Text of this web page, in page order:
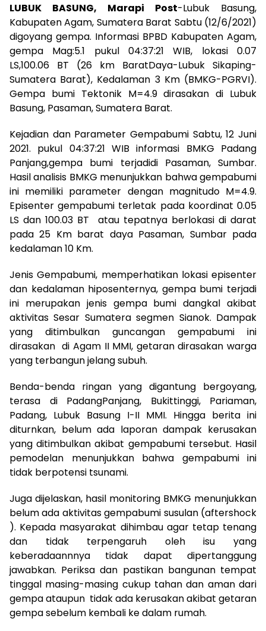
LUBUK BASUNG, Marapi Post-Lubuk Basung,
Kabupaten Agam, Sumatera Barat Sabtu (12/6/2021)
digoyang gempa. Informasi BPBD Kabupaten Agam,
gempa Mag:5.1 pukul 04:37:21 WIB, lokasi 0.07
LS,100.06 BT (26 km BaratDaya-Lubuk Sikaping-
Sumatera Barat), Kedalaman 3 Km (BMKG-PGRVI).
Gempa bumi Tektonik M=4.9 dirasakan di Lubuk
Basung, Pasaman, Sumatera Barat.
Kejadian dan Parameter Gempabumi Sabtu, 12 Juni
2021. pukul 04:37:21 WIB informasi BMKG Padang
Panjang,gempa bumi terjadidi Pasaman, Sumbar.
Hasil analisis BMKG menunjukkan bahwa gempabumi
ini memiliki parameter dengan magnitudo M=4.9.
Episenter gempabumi terletak pada koordinat 0.05
LS dan 100.03 BT atau tepatnya berlokasi di darat
pada 25 Km barat daya Pasaman, Sumbar pada
kedalaman 10 Km.
Jenis Gempabumi, memperhatikan lokasi episenter
dan kedalaman hiposenternya, gempa bumi terjadi
ini merupakan jenis gempa bumi dangkal akibat
aktivitas Sesar Sumatera segmen Sianok. Dampak
yang ditimbulkan guncangan gempabumi ini
dirasakan di Agam II MMI, getaran dirasakan warga
yang terbangun jelang subuh.
Benda-benda ringan yang digantung bergoyang,
terasa di PadangPanjang, Bukittinggi, Pariaman,
Padang, Lubuk Basung I-II MMI. Hingga berita ini
diturnkan, belum ada laporan dampak kerusakan
yang ditimbulkan akibat gempabumi tersebut. Hasil
pemodelan menunjukkan bahwa gempabumi ini
tidak berpotensi tsunami.
Juga dijelaskan, hasil monitoring BMKG menunjukkan
belum ada aktivitas gempabumi susulan (aftershock
). Kepada masyarakat dihimbau agar tetap tenang
dan tidak terpengaruh oleh isu yang
keberadaannnya tidak dapat dipertanggung
jawabkan. Periksa dan pastikan bangunan tempat
tinggal masing-masing cukup tahan dan aman dari
gempa ataupun tidak ada kerusakan akibat getaran
gempa sebelum kembali ke dalam rumah.